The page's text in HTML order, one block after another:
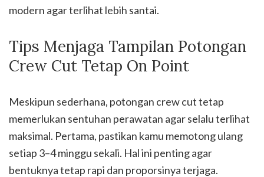
modern agar terlihat lebih santai.
Tips Menjaga Tampilan Potongan
Crew Cut Tetap On Point
Meskipun sederhana, potongan crew cut tetap
memerlukan sentuhan perawatan agar selalu terlihat
maksimal. Pertama, pastikan kamu memotong ulang
setiap 3–4 minggu sekali. Hal ini penting agar
bentuknya tetap rapi dan proporsinya terjaga.